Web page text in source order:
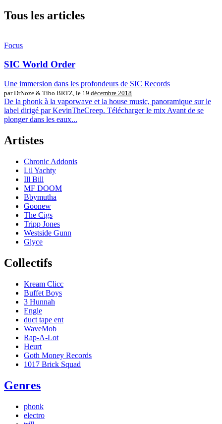
Tous les articles
Focus
SIC World Order
Une immersion dans les profondeurs de SIC Records
par DrNoze & Tibo BRTZ, le 19 décembre 2018
De la phonk à la vaporwave et la house music, panoramique sur le
label dirigé par KevinTheCreep. Télécharger le mix Avant de se
plonger dans les eaux...
Artistes
Chronic Addonis
Lil Yachty
Ill Bill
MF DOOM
Bbymutha
Goonew
The Cigs
Tripp Jones
Westside Gunn
Glyce
Collectifs
Kream Clicc
Buffet Boys
3 Hunnah
Engle
duct tape ent
WaveMob
Rap-A-Lot
Heurt
Goth Money Records
1017 Brick Squad
Genres
phonk
electro